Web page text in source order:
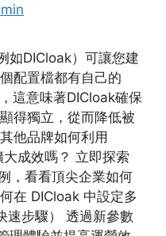
如DICloak）可讓您建
配置檔都有自己的
這意味著DICloak確保
得獨立，從而降低被
他品牌如何利用
成效嗎？ 立即探索
，看看頂尖企業如何
在 DICloak 中設定多
步驟） 透過新參數